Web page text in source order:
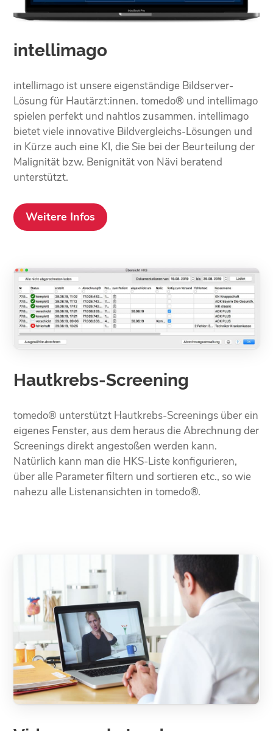
intellimago
intellimago ist unsere eigenständige Bildserver-
Lösung für Hautärzt:innen. tomedo® und intellimago
spielen perfekt und nahtlos zusammen. intellimago
bietet viele innovative Bildvergleichs-Lösungen und
in Kürze auch eine KI, die Sie bei der Beurteilung der
Malignität bzw. Benignität von Nävi beratend
unterstützt.
Weitere Infos
Hautkrebs-Screening
tomedo® unterstützt Hautkrebs-Screenings über ein
eigenes Fenster, aus dem heraus die Abrechnung der
Screenings direkt angestoßen werden kann.
Natürlich kann man die HKS-Liste konfigurieren,
über alle Parameter filtern und sortieren etc., so wie
nahezu alle Listenansichten in tomedo®.